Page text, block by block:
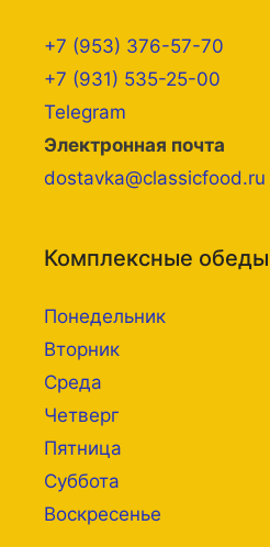
+7 (953) 376-57-70
+7 (931) 535-25-00
Telegram
Электронная почта
dostavka@classicfood.ru
Комплексные обеды
Понедельник
Вторник
Среда
Четверг
Пятница
Суббота
Воскресенье